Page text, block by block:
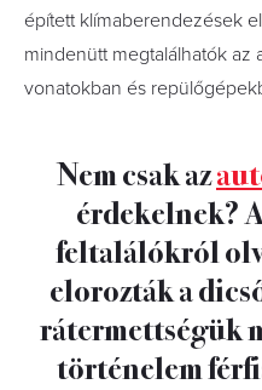
épített klímaberendezések
mindenütt megtalálhatók az
vonatokban és
Nem csak az
érdekelnek?
feltalálókról
elorozták a
rátermettségük
történelem